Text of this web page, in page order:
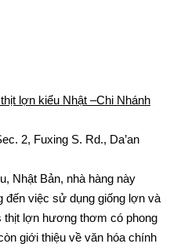
lợn kiểu Nhật –Chi Nhánh
2, Fuxing S. Rd., Da’an
Nhật Bản, nhà hàng này
đến việc sử dụng giống lợn và
thịt lợn hương thơm có phong
giới thiệu về văn hóa chính